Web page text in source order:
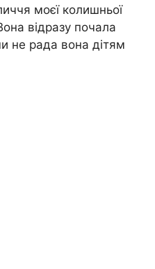
моєї колишньої
відразу почала
не рада вона дітям